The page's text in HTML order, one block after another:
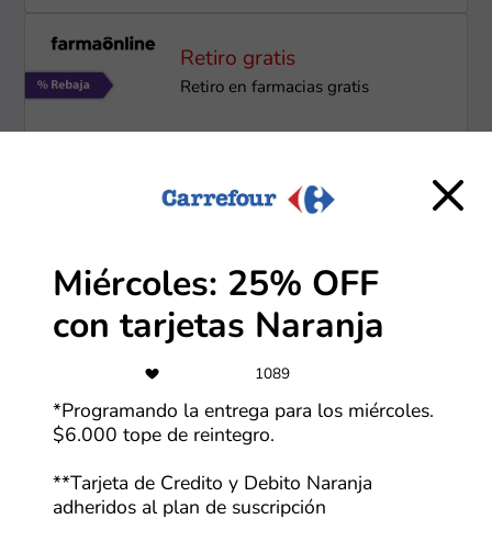
Retiro gratis
Retiro en farmacias gratis
3x2 especial maquillaje
-40%
40% de descuento en todos los
Niñez
Más cupones de Carrefour
Miércoles: 25% OFF
con tarjetas Naranja
1089
*Programando la entrega para los miércoles.
$6.000 tope de reintegro.
**Tarjeta de Credito y Debito Naranja
adheridos al plan de suscripción